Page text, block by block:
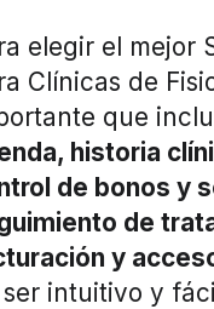
elegir el mejor
Clínicas de
que
historia
de bonos y
de
y
intuitivo y